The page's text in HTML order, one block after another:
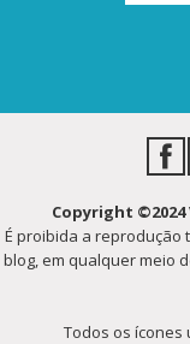
Copyright ©2024
É proibida a reprodução
blog, em qualquer meio
Todos os ícones